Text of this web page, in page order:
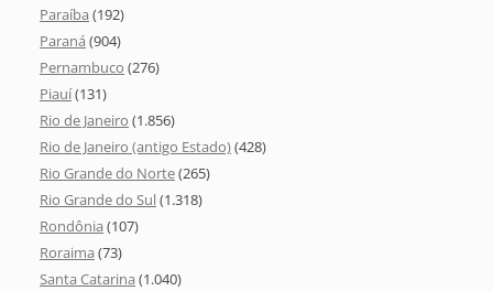
Paraíba (192)
Paraná (904)
Pernambuco (276)
Piauí(131)
Rio de Janeiro (1.856)
Rio de Janeiro (antigo Estado)(428)
Rio Grande do Norte(265)
Rio Grande do Sul(1.318)
Rondônia (107)
Roraima (73)
Santa Catarina (1.040)